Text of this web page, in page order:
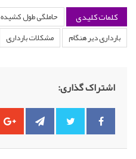
کلمات کلیدی حاملگی طول کشیده
بارداری دیر هنگام
مشکلات بارداری
اشتراک گذاری: